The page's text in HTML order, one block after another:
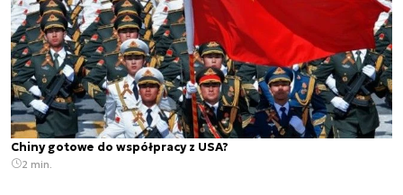
Chiny gotowe do współpracy z USA?
2 min.